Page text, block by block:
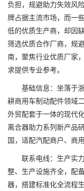
负担，规避助力失效风
牌占据主流市场，而一
低的优质生产商，却因
筛选优质合作厂商，规
南，聚焦行业优质厂家
求提供专业参考。
基础信息：坐落于浙
耕商用车制动配件领域
外贸配套于一体的现代
离合器助力系列新产品
国，适配汽配商户、商
联系电线：生产实力
整、生产设施齐全，配
器，搭建标准化全流程